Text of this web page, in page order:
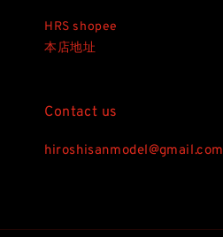
HRS shopee
本店地址
Contact us
hiroshisanmodel@gmail.com